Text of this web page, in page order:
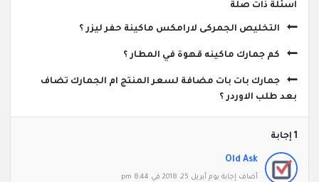
‫أسئلة ذات صلة
التخليص الجمركى لارامكس ماكينة حفر ليزر ؟
كم جمارك ماكينه قهوة في المطار ؟
جمارك بات بات مضافة لسعر المنتج ام الجمارك تضاف
بعد طلب الاوردر ؟
‫1 إجابة
Old Ask
‫أضاف ‫‫إجابة يوم أبريل 25, 2018 في 8:44 pm